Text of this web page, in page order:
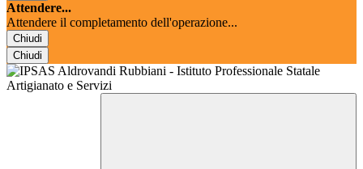
Attendere...
Attendere il completamento dell'operazione...
Chiudi
Chiudi